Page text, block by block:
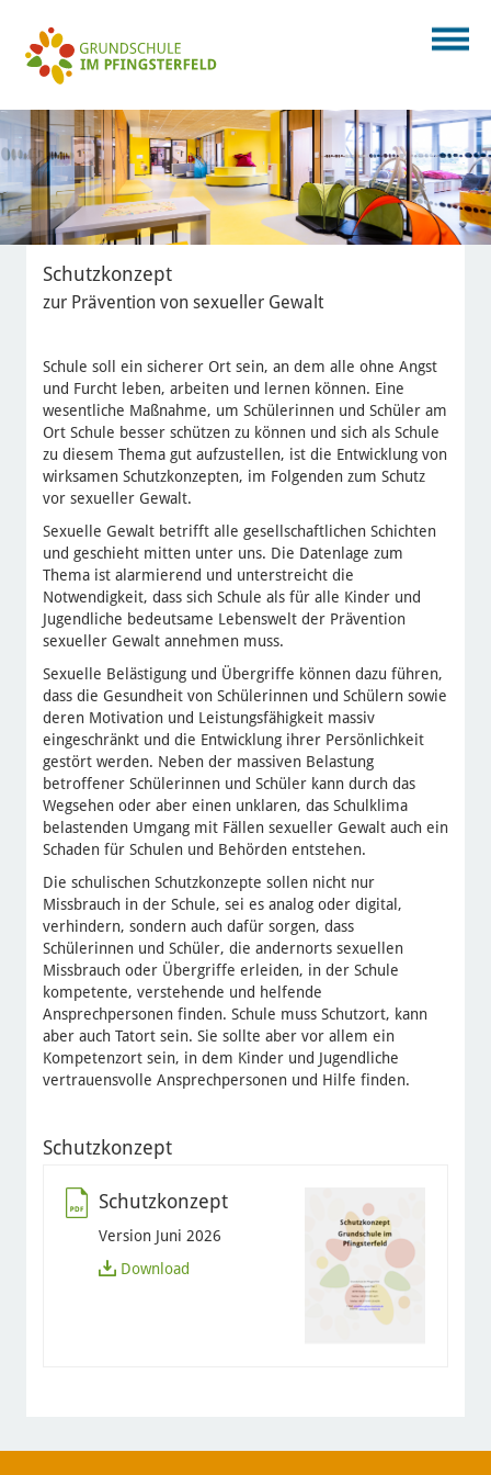
Schutzkonzept
zur Prävention von sexueller Gewalt
Schule soll ein sicherer Ort sein, an dem alle ohne Angst
und Furcht leben, arbeiten und lernen können. Eine
wesentliche Maßnahme, um Schülerinnen und Schüler am
Ort Schule besser schützen zu können und sich als Schule
zu diesem Thema gut aufzustellen, ist die Entwicklung von
wirksamen Schutzkonzepten, im Folgenden zum Schutz
vor sexueller Gewalt.
Sexuelle Gewalt betrifft alle gesellschaftlichen Schichten
und geschieht mitten unter uns. Die Datenlage zum
Thema ist alarmierend und unterstreicht die
Notwendigkeit, dass sich Schule als für alle Kinder und
Jugendliche bedeutsame Lebenswelt der Prävention
sexueller Gewalt annehmen muss.
Sexuelle Belästigung und Übergriffe können dazu führen,
dass die Gesundheit von Schülerinnen und Schülern sowie
deren Motivation und Leistungsfähigkeit massiv
eingeschränkt und die Entwicklung ihrer Persönlichkeit
gestört werden. Neben der massiven Belastung
betroffener Schülerinnen und Schüler kann durch das
Wegsehen oder aber einen unklaren, das Schulklima
belastenden Umgang mit Fällen sexueller Gewalt auch ein
Schaden für Schulen und Behörden entstehen.
Die schulischen Schutzkonzepte sollen nicht nur
Missbrauch in der Schule, sei es analog oder digital,
verhindern, sondern auch dafür sorgen, dass
Schülerinnen und Schüler, die andernorts sexuellen
Missbrauch oder Übergriffe erleiden, in der Schule
kompetente, verstehende und helfende
Ansprechpersonen finden. Schule muss Schutzort, kann
aber auch Tatort sein. Sie sollte aber vor allem ein
Kompetenzort sein, in dem Kinder und Jugendliche
vertrauensvolle Ansprechpersonen und Hilfe finden.
Schutzkonzept
Schutzkonzept
Version Juni 2026
Download